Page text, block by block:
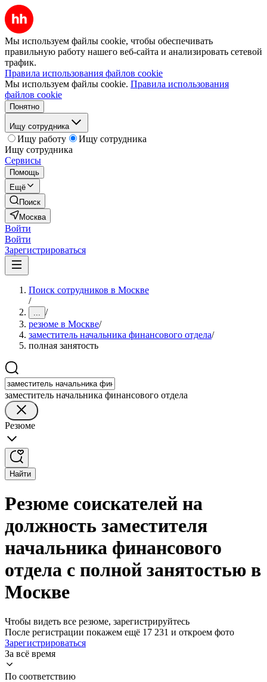
Мы используем файлы cookie, чтобы обеспечивать
правильную работу нашего веб-сайта и анализировать сетевой
трафик.
Правила использования файлов cookie
Мы используем файлы cookie. Правила использования
файлов cookie
Понятно
Ищу сотрудника
Ищу работу
Ищу сотрудника
Ищу сотрудника
Сервисы
Помощь
Ещё
Поиск
Москва
Войти
Войти
Зарегистрироваться
Поиск сотрудников в Москве
/
... /
резюме в Москве/
заместитель начальника финансового отдела/
полная занятость
заместитель начальника финансового отдела
Резюме
Найти
Резюме соискателей на
должность заместителя
начальника финансового
отдела с полной занятостью в
Москве
Чтобы видеть все резюме, зарегистрируйтесь
После регистрации покажем ещё 17 231 и откроем фото
Зарегистрироваться
За всё время
По соответствию